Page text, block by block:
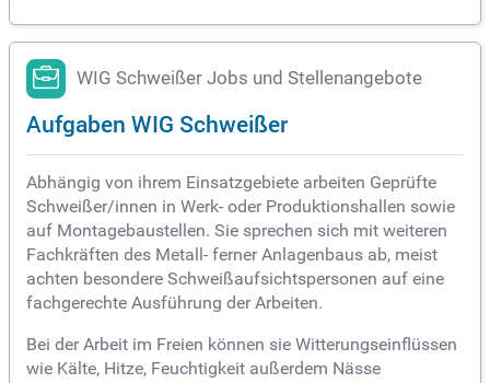
WIG Schweißer Jobs und Stellenangebote
Aufgaben WIG Schweißer
Abhängig von ihrem Einsatzgebiete arbeiten Geprüfte
Schweißer/innen in Werk- oder Produktionshallen sowie
auf Montagebaustellen. Sie sprechen sich mit weiteren
Fachkräften des Metall- ferner Anlagenbaus ab, meist
achten besondere Schweißaufsichtspersonen auf eine
fachgerechte Ausführung der Arbeiten.
Bei der Arbeit im Freien können sie Witterungseinflüssen
wie Kälte, Hitze, Feuchtigkeit außerdem Nässe